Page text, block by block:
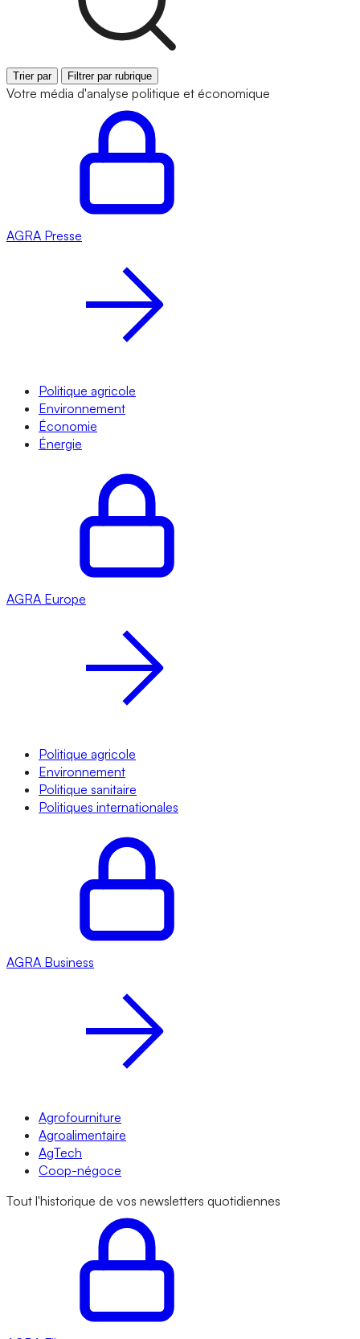
Trier par Filtrer par rubrique
Votre média d'analyse politique et économique
AGRA Presse
Politique agricole
Environnement
Économie
Énergie
AGRA Europe
Politique agricole
Environnement
Politique sanitaire
Politiques internationales
AGRA Business
Agrofourniture
Agroalimentaire
AgTech
Coop-négoce
Tout l'historique de vos newsletters quotidiennes